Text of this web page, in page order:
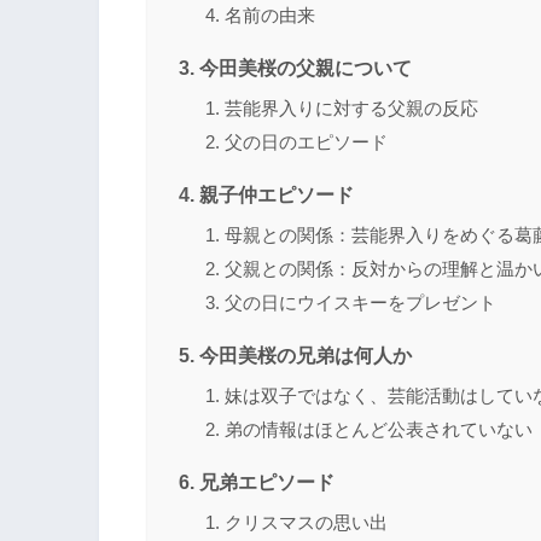
名前の由来
今田美桜の父親について
芸能界入りに対する父親の反応
父の日のエピソード
親子仲エピソード
母親との関係：芸能界入りをめぐる葛
父親との関係：反対からの理解と温か
父の日にウイスキーをプレゼント
今田美桜の兄弟は何人か
妹は双子ではなく、芸能活動はしてい
弟の情報はほとんど公表されていない
兄弟エピソード
クリスマスの思い出